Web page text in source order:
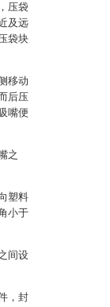
压袋
及远
袋块
移动
后压
嘴便
之
塑料
小于
间设
，封